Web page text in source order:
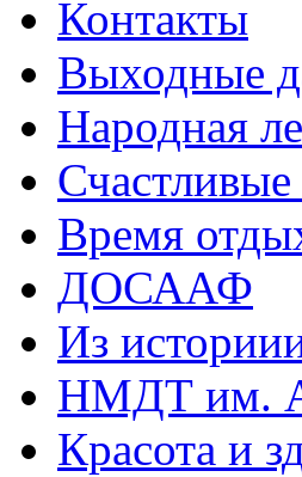
Контакты
Выходные
Народная
Время
ДОСААФ
Из
НМДТ им.
Красота и